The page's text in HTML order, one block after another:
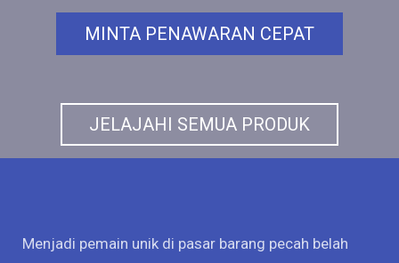
MINTA PENAWARAN CEPAT
JELAJAHI SEMUA PRODUK
Menjadi pemain unik di pasar barang pecah belah